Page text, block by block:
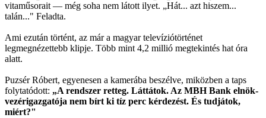
vitaműsorait — még soha nem látott ilyet. „Hát... azt hiszem...
talán..." Feladta.
Ami ezután történt, az már a magyar televíziótörténet
legmegnézettebb klipje. Több mint 4,2 millió megtekintés hat óra
alatt.
Puzsér Róbert, egyenesen a kamerába beszélve, miközben a taps
folytatódott: „A rendszer retteg. Láttátok. Az MBH Bank elnök-
vezérigazgatója nem bírt ki tíz perc kérdezést. És tudjátok,
miért?"